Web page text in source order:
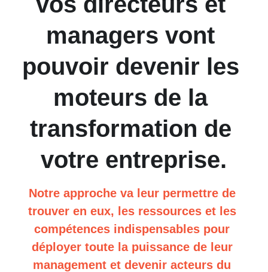
managers vont
pouvoir devenir les
moteurs de la
transformation de
votre entreprise.
Notre approche va leur permettre de
trouver en eux, les ressources et les
compétences indispensables pour
déployer toute la puissance de leur
management et devenir acteurs du